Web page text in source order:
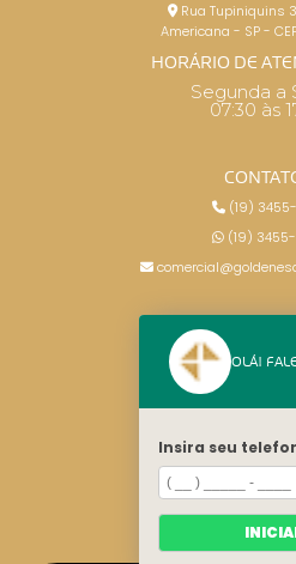
Rua Tupiniquins
Americana - SP -
HORÁRIO DE
Segunda a
07:30 às
(19) 3455-
(19)
HOME
MAPA DO
OLÁ!
Insira seu